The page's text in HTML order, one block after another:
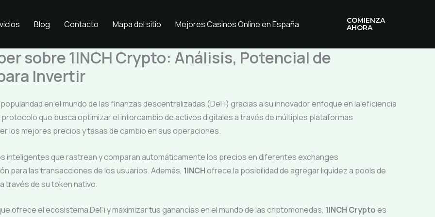
Blog Contacto Mapa del sitio Mejores Casinos Online en España
COMIENZA
AHORA
sobre 1INCH Crypto: Análisis, Potencial de
Invertir
en el mundo de las finanzas descentralizadas (DeFi) gracias a su innovador enfoque en la eficiencia
protocolo que busca optimizar el intercambio de activos digitales a través de múltiples plataformas
los mejores precios y tasas de cambio en sus operaciones.
inteligentes que rastrean y comparan automáticamente los precios en diferentes exchanges
para las transacciones de los usuarios. Además, 1INCHofrece la posibilidad de agregar liquidez a pools de
través de su token nativo.
ofrece el ecosistema DeFi y maximizar tus ganancias en el mundo de las criptomonedas, 1INCH Cryptoes